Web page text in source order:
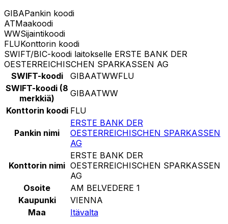
GIBAPankin koodi
ATMaakoodi
WWSijaintikoodi
FLUKonttorin koodi
SWIFT/BIC-koodi laitokselle ERSTE BANK DER
OESTERREICHISCHEN SPARKASSEN AG
SWIFT-koodi
GIBAATWWFLU
SWIFT-koodi (8
merkkiä)
GIBAATWW
Konttorin koodi FLU
Pankin nimi
ERSTE BANK DER
OESTERREICHISCHEN SPARKASSEN
AG
Konttorin nimi
ERSTE BANK DER
OESTERREICHISCHEN SPARKASSEN
AG
Osoite
AM BELVEDERE 1
Kaupunki
VIENNA
Maa
Itävalta